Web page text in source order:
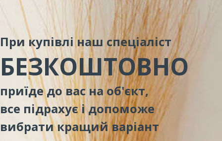
При купівлі наш спеціаліст
БЕЗКОШТОВНО
приїде до вас на об'єкт,
все підрахує і допоможе
вибрати кращий варіант